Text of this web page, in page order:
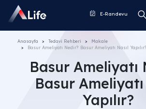
E-Randevu
Anasayfa Tedavi Rehberi
Makale
Basur Ameliyatı Nedir? Basur Ameliyatı Nasıl Yapılır?
Basur Ameliyatı
Basur Ameliyatı
Yapılır?